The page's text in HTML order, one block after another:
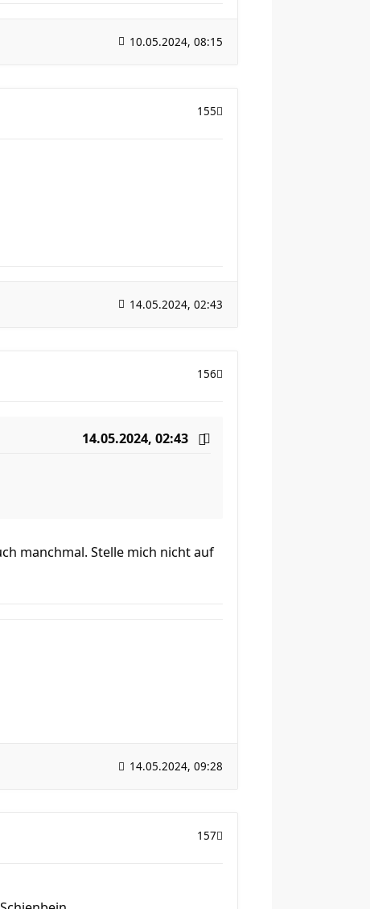
10.05.2024, 08:15
155
14.05.2024, 02:43
156
14.05.2024, 02:43
manchmal. Stelle mich nicht auf
14.05.2024, 09:28
157